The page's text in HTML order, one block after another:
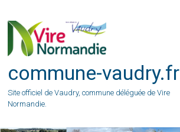
content
commune-vaudry.fr
Site officiel de Vaudry, commune déléguée de Vire
Normandie.